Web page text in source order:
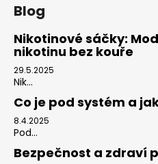
Blog
Nikotinové sáčky:
nikotinu bez kouře
29.5.2025
Nik...
Co je pod systém a
8.4.2025
Pod...
Bezpečnost a zdraví